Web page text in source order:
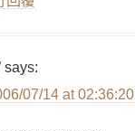
says:
07/14 at 02:36:20